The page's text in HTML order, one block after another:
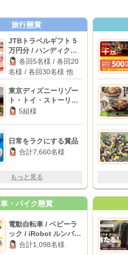
旅行懸賞
JTBトラベルギフト 5
万円分 / ハンディクリ
ーナー / カタログギフ
ト 他
各回5名様 / 各回20
名様 / 各回30名様 他
東京ディズニーリゾー
ト・トイ・ストーリー
ホテル宿泊券
5組様
日常をラクにする賞品
合計7,660名様
もっと見る
車・バイク懸賞
電動自転車 / ベビーラ
ック / iRobot ルンバ
ほか合計1,098名様